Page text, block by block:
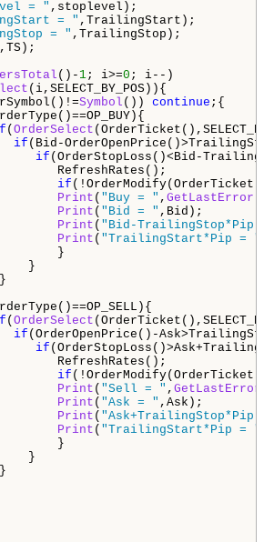
= " ,stoplevel);
= " ,TrailingStart);
= " ,TrailingStop);
,TS);
()- 1; i>=0 ; i--)
(i,SELECT_BY_POS)){
Symbol ()) continue ;{
( OrderSelect
if (Bid-
if (OrderStopLoss()<Bid-
if
Print ( "Buy = " , GetLastError
Print ( "Bid = " ,Bid);
Print ( "Bid-TrailingStop*Pip
Print ( "TrailingStart*Pip = "
( OrderSelect
if (OrderOpenPrice()-
if
if
Print ( "Sell = " , GetLastError
Print ( "Ask = " ,Ask);
Print ( "Ask+TrailingStop*Pip
Print ( "TrailingStart*Pip = "